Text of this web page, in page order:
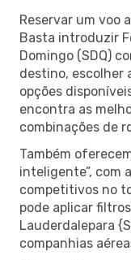
Reservar um voo
Basta introduzir
Domingo (SDQ)
destino, escolher
opções
encontra as
combinações de
Também
inteligente”, com
competitivos no
pode aplicar
Lauderdalepara
companhias